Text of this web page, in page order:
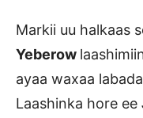
Markii uu halkaas
Yeberow
ayaa waxaa
Laashinka hore ee